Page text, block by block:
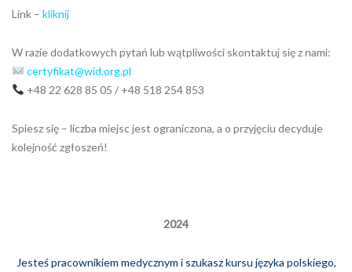
Link – kliknij
W razie dodatkowych pytań lub wątpliwości skontaktuj się z nami:
certyfikat@wid.org.pl
+48 22 628 85 05 / +48 518 254 853
Spiesz się – liczba miejsc jest ograniczona, a o przyjęciu decyduje
kolejność zgłoszeń!
2024
Jesteś pracownikiem medycznym iszukasz kursu języka polskiego,